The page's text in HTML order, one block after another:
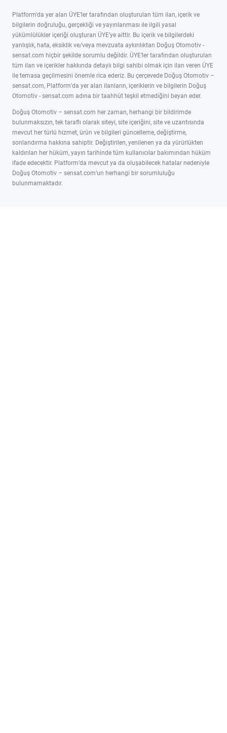
Platform'da yer alan ÜYE’ler tarafından oluşturulan tüm ilan, içerik ve
bilgilerin doğruluğu, gerçekliği ve yayınlanması ile ilgili yasal
yükümlülükler içeriği oluşturan ÜYE’ye aittir. Bu içerik ve bilgilerdeki
yanlışlık, hata, eksiklik ve/veya mevzuata aykırılıktan Doğuş Otomotiv -
sensat.com hiçbir şekilde sorumlu değildir. ÜYE’ler tarafından oluşturulan
tüm ilan ve içerikler hakkında detaylı bilgi sahibi olmak için ilan veren ÜYE
ile temasa geçilmesini önemle rica ederiz. Bu çerçevede Doğuş Otomotiv –
sensat.com, Platform’da yer alan ilanların, içeriklerin ve bilgilerin Doğuş
Otomotiv - sensat.com adına bir taahhüt teşkil etmediğini beyan eder.
Doğuş Otomotiv – sensat.com her zaman, herhangi bir bildirimde
bulunmaksızın, tek taraflı olarak siteyi, site içeriğini, site ve uzantısında
mevcut her türlü hizmet, ürün ve bilgileri güncelleme, değiştirme,
sonlandırma hakkına sahiptir. Değiştirilen, yenilenen ya da yürürlükten
kaldırılan her hüküm, yayın tarihinde tüm kullanıcılar bakımından hüküm
ifade edecektir. Platform’da mevcut ya da oluşabilecek hatalar nedeniyle
Doğuş Otomotiv – sensat.com’un herhangi bir sorumluluğu
bulunmamaktadır.